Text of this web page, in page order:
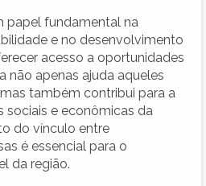
papel fundamental na
e no desenvolvimento
acesso a oportunidades
não apenas ajuda aqueles
também contribui para a
sociais e econômicas da
do vínculo entre
é essencial para o
da região.